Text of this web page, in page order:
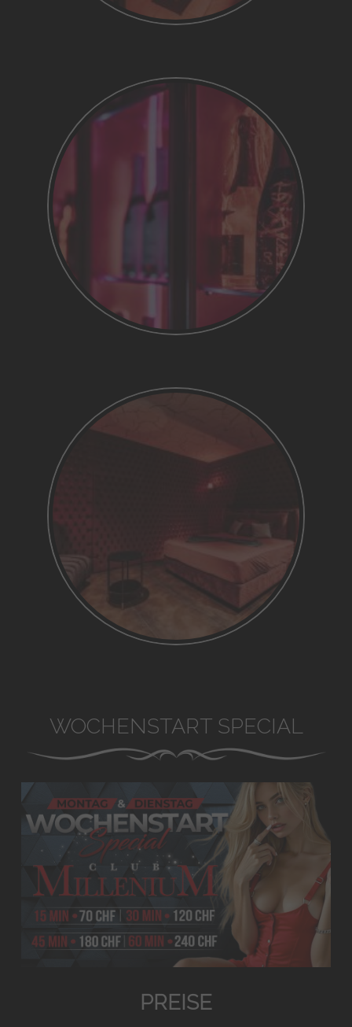
WOCHENSTART SPECIAL
PREISE